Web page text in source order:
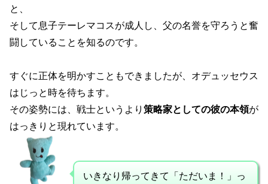
と、
そして息子テーレマコスが成人し、父の名誉を守ろうと奮
闘していることを知るのです。
すぐに正体を明かすこともできましたが、オデュッセウス
はじっと時を待ちます。
その姿勢には、戦士というより 策略家としての彼の本領が
はっきりと現れています。
いきなり帰ってきて「ただいま！」っ